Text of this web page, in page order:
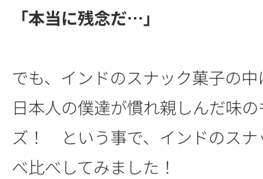
「本当に残念だ…」
でも、インドのスナック菓子の
日本人の僕達が慣れ親しんだ味
ズ！ という事で、インドのスナ
べ比べしてみました！